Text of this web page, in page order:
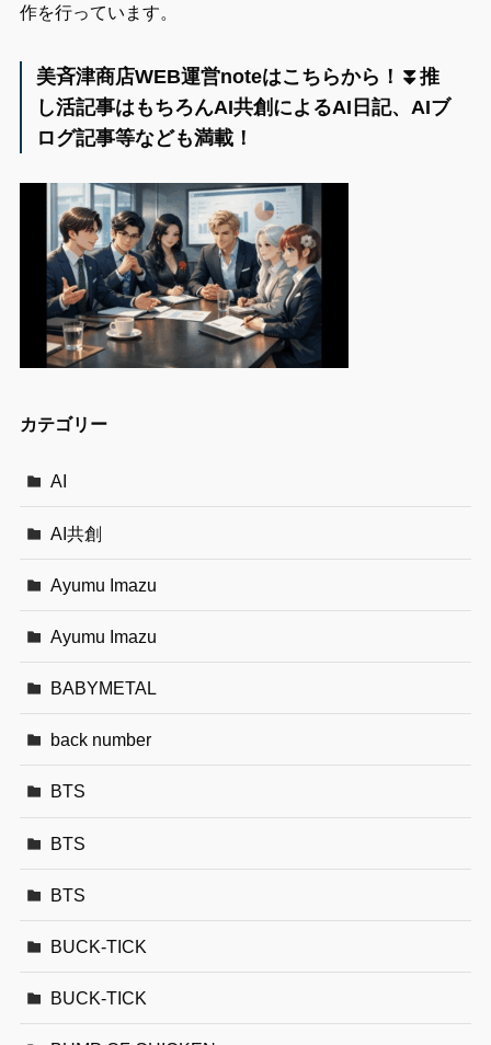
作を行っています。
美斉津商店WEB運営noteはこちらから！⏬️推
し活記事はもちろんAI共創によるAI日記、AIブ
ログ記事等なども満載！
カテゴリー
AI
AI共創
Ayumu Imazu
Ayumu Imazu
BABYMETAL
back number
BTS
BTS
BTS
BUCK-TICK
BUCK-TICK